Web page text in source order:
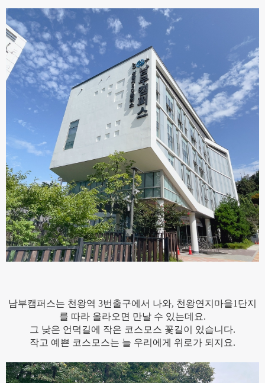
남부캠퍼스는 천왕역 3번출구에서 나와, 천왕연지마을1단지
를 따라 올라오면 만날 수 있는데요.
그 낮은 언덕길에 작은 코스모스 꽃길이 있습니다.
작고 예쁜 코스모스는 늘 우리에게 위로가 되지요.